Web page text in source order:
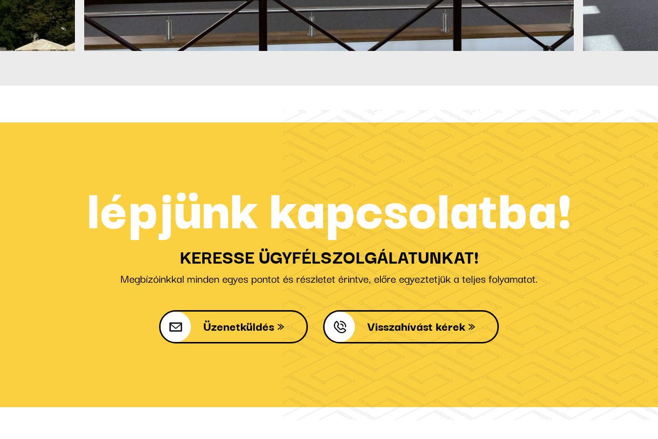
lépjünk kapcsolatba!
KERESSE ÜGYFÉLSZOLGÁLATUNKAT!
Megbízóinkkal minden egyes pontot és részletet érintve, előre egyeztetjük a teljes folyamatot.
Üzenetküldés Visszahívást kérek